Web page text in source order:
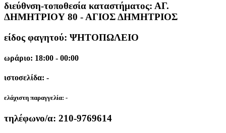
διεύθνση-τοποθεσία καταστήματος: ΑΓ.
ΔΗΜΗΤΡΙΟΥ 80 - ΑΓΙΟΣ ΔΗΜΗΤΡΙΟΣ
είδος φαγητού: ΨΗΤΟΠΩΛΕΙΟ
ωράριο: 18:00 - 00:00
ιστοσελίδα: -
ελάχιστη παραγγελία: -
τηλέφωνο/α: 210-9769614